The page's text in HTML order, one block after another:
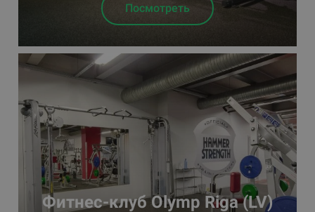
Посмотреть
Фитнес-клуб Olymp Riga (LV)